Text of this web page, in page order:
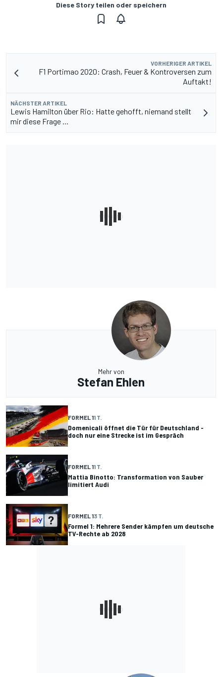
Diese Story teilen oder speichern
VORHERIGER ARTIKEL
F1 Portimao 2020: Crash, Feuer & Kontroversen zum
Auftakt!
NÄCHSTER ARTIKEL
Lewis Hamilton über Rio: Hatte gehofft, niemand stellt
mir diese Frage ...
Mehr von
Stefan Ehlen
FORMEL 11 T.
Domenicali öffnet die Tür für Deutschland -
doch nur eine Strecke ist im Gespräch
FORMEL 11 T.
Mattia Binotto: Transformation von Sauber
limitiert Audi
FORMEL 13 T.
Formel 1: Mehrere Sender kämpfen um deutsche
TV-Rechte ab 2028